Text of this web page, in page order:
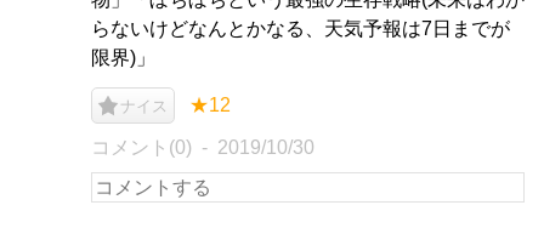
らないけどなんとかなる、天気予報は7日までが
限界)」
ナイス ★12
コメント(0) 2019/10/30